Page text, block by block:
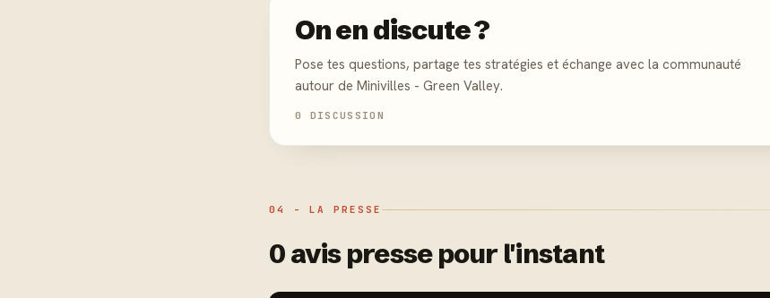
On en discute ?
Pose tes questions, partage tes stratégies et échange avec la communauté
autour de Minivilles - Green Valley.
0 DISCUSSION
04 - LA PRESSE
0 avis presse pour l'instant